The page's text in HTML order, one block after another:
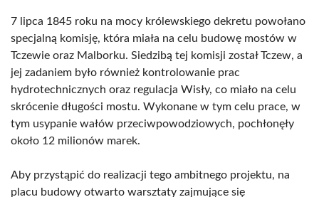
7 lipca 1845 roku na mocy królewskiego dekretu powołano
specjalną komisję, która miała na celu budowę mostów w
Tczewie oraz Malborku. Siedzibą tej komisji został Tczew, a
jej zadaniem było również kontrolowanie prac
hydrotechnicznych oraz regulacja Wisły, co miało na celu
skrócenie długości mostu. Wykonane w tym celu prace, w
tym usypanie wałów przeciwpowodziowych, pochłonęły
około 12 milionów marek.
Aby przystąpić do realizacji tego ambitnego projektu, na
placu budowy otwarto warsztaty zajmujące się